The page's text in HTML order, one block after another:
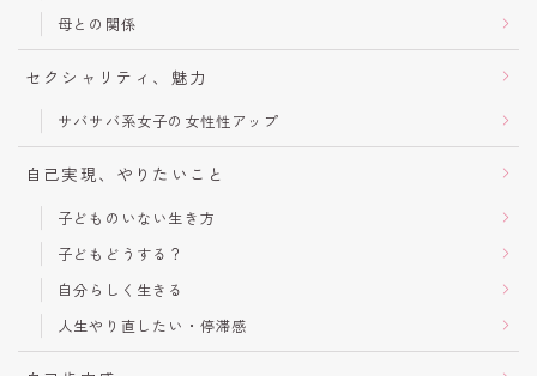
母との関係
セクシャリティ、魅力
サバサバ系女子の女性性アップ
自己実現、やりたいこと
子どものいない生き方
子どもどうする？
自分らしく生きる
人生やり直したい・停滞感